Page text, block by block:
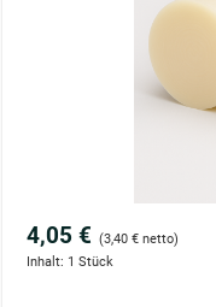
4,05 € (3,40 € netto)
Inhalt: 1 Stück